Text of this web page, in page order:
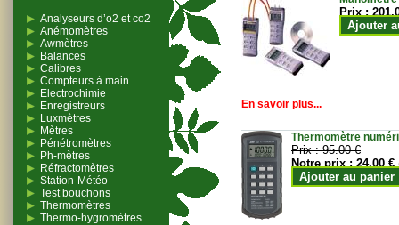
Analyseurs d’o2 et co2
Anémomètres
Awmètres
Balances
Calibres
Compteurs à main
Electrochimie
Enregistreurs
Luxmètres
Mètres
Pénétromètres
Ph-mètres
Réfractomètres
Station-Météo
Test bouchons
Thermomètres
Thermo-hygromètres
Prix :
Ajouter
En savoir plus...
Thermomètre
Prix :95.00 €
Notre prix :24.00 €
Ajouter au panier